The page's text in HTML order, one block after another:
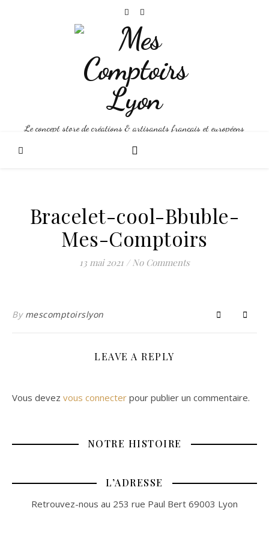
Le concept store de créations & artisanats français et européens
Bracelet-cool-Bbuble-
Mes-Comptoirs
13 mai 2021 / No Comments
By mescomptoirslyon
LEAVE A REPLY
Vous devez vous connecter pour publier un commentaire.
NOTRE HISTOIRE
L’ADRESSE
Retrouvez-nous au 253 rue Paul Bert 69003 Lyon